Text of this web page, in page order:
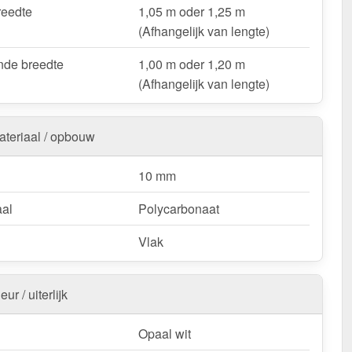
loodsenhallen
– Lichtstraat voor industriële
& deurluifels– Natuurlijk licht & bescherming.
& bootoverkappingen– Robuust & weersbestendig.
& tuinconstructies– Licht & duurzaam.
uw Alumon lichtstraat | Type 1/5 – Inclusief
en met 10 jaar UV-bestendigheid, lichttransmissie,
stijfheid garantie!
& duurzaam – perfect voor elk project!
Kopschotten optioneel te bestellen.
1,05 m oder 1,25 m
(Afhangelijk van lengte)
breedte
1,00 m oder 1,20 m
(Afhangelijk van lengte)
/ opbouw
10 mm
Polycarbonaat
Vlak
/ uiterlijk
Opaal wit